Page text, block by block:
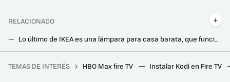
RELACIONADO
Lo último de IKEA es una lámpara para casa barata, que funciona sin electricidad y que además se enciende sola
IKEA tiene la solución para iluminar pasillos oscuros. Es una luminaria enorme que se controla con el WiFi de casa
Windows 11, Black Myth Wukong y los ordenadores portátiles reinan en la última encuesta de Steam y confirman el cambio de tendencia
TEMAS DE INTERÉS HBO Max fire TV Instalar Kodi en Fire TV